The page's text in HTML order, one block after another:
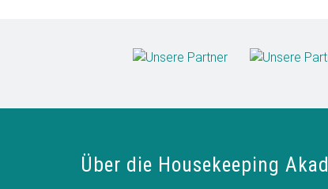
Über die Housekeeping